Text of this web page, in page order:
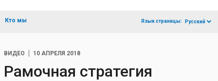
Кто мы Язык страницы: Русский
ВИДЕО 10 АПРЕЛЯ 2018
Рамочная стратегия